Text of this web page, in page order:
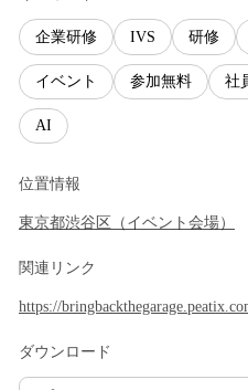
企業研修 IVS 研修
イベント 参加無料 社
AI
位置情報
東京都渋谷区 （ イベント会場）
関連リンク
https://
ダウンロード